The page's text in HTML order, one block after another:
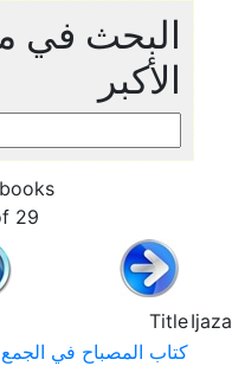
البحث في
الأكبر
29.
Ijaza
Title
كتاب المصباح في الجمع